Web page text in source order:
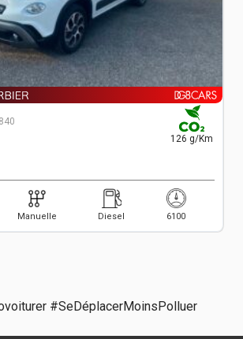
126 g/Km
Manuelle Diesel 6100
#SeDéplacerMoinsPolluer